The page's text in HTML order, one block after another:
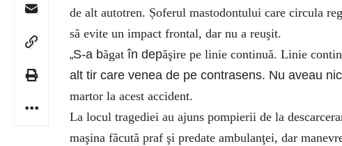
de alt autotren. Șoferul mastodontului care circula
să evite un impact frontal, dar nu a reuşit.
„S-a băgatîn depăşire pe linie continuă. Linie
alt tir care venea de pe contrasens. Nu aveau
martor la acest accident.
La locul tragediei au ajuns pompierii de la
maşina făcută praf şi predate ambulanţei, dar